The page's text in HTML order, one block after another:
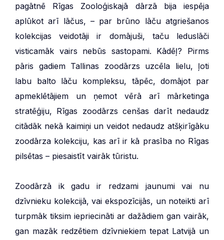
pagātnē Rīgas Zooloģiskajā dārzā bija iespēja
aplūkot arī lāčus, – par brūno lāču atgriešanos
kolekcijas veidotāji ir domājuši, taču leduslāči
visticamāk vairs nebūs sastopami. Kādēļ? Pirms
pāris gadiem Tallinas zoodārzs uzcēla lielu, ļoti
labu balto lāču kompleksu, tāpēc, domājot par
apmeklētājiem un ņemot vērā arī mārketinga
stratēģiju, Rīgas zoodārzs cenšas darīt nedaudz
citādāk nekā kaimiņi un veidot nedaudz atšķirīgāku
zoodārza kolekciju, kas arī ir kā prasība no Rīgas
pilsētas – piesaistīt vairāk tūristu.
Zoodārzā ik gadu ir redzami jaunumi vai nu
dzīvnieku kolekcijā, vai ekspozīcijās, un noteikti arī
turpmāk tiksim iepriecināti ar dažādiem gan vairāk,
gan mazāk redzētiem dzīvniekiem tepat Latvijā un